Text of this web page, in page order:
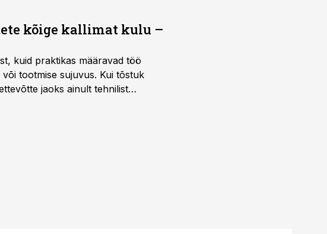
kõige kallimat kulu –
kuid praktikas määravad töö
tootmise sujuvus. Kui tõstuk
jaoks ainult tehnilist